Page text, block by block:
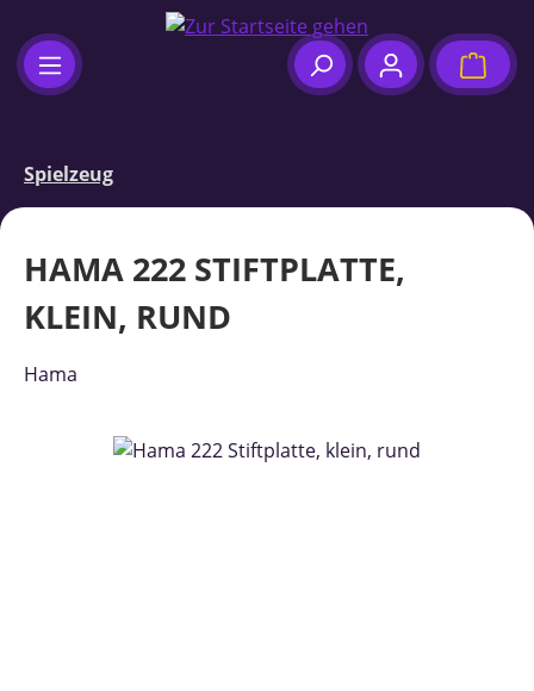
Zum Hauptinhalt springen
Spielzeug
HAMA 222 STIFTPLATTE,
KLEIN, RUND
Hama
Bildergalerie überspringen